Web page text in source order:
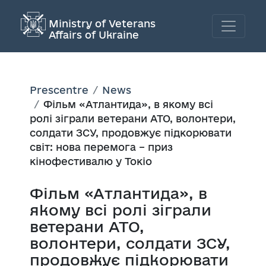
Ministry of Veterans
Affairs of Ukraine
Prescentre
News
Фільм «Атлантида», в якому всі
ролі зіграли ветерани АТО, волонтери,
солдати ЗСУ, продовжує підкорювати
світ: нова перемога – приз
кінофестивалю у Токіо
Фільм «Атлантида», в
якому всі ролі зіграли
ветерани АТО,
волонтери, солдати ЗСУ,
продовжує підкорювати